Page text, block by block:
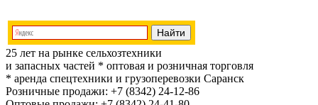
25 лет на рынке сельхозтехники
и запасных частей * оптовая и розничная торговля
* аренда спецтехники и грузоперевозки Саранск
Розничные продажи: +7 (8342) 24-12-86